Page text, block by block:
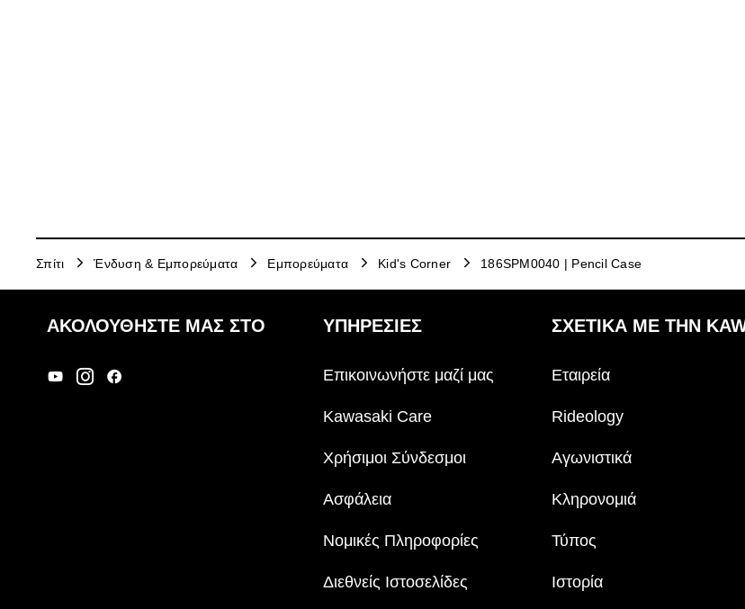
Σπίτι Ένδυση & Εμπορεύματα Εμπορεύματα Kid's Corner 186SPM0040 | Pencil Case
ΑΚΟΛΟΥΘΉΣΤΕ ΜΑΣ ΣΤΟ ΥΠΗΡΕΣΙΕΣ
Επικοινωνήστε μαζί μας
Kawasaki Care
Χρήσιμοι Σύνδεσμοι
Ασφάλεια
Νομικές Πληροφορίες
Διεθνείς Ιστοσελίδες
ΣΧΕΤΙΚΆ ΜΕ ΤΗΝ
Εταιρεία
Rideology
Αγωνιστικά
Κληρονομιά
Τύπος
Ιστορία